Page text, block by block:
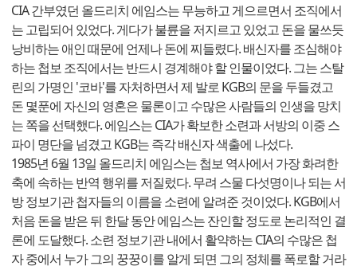
CIA 간부였던 올드리치 에임스는 무능하고 게으르면서 조직에서
는 고립되어 있었다. 게다가 불륜을 저지르고 있었고 돈을 물쓰듯
낭비하는 애인 때문에 언제나 돈에 찌들렸다. 배신자를 조심해야
하는 첩보 조직에서는 반드시 경계해야 할 인물이었다. 그는 스탈
린의 가명인 '코바'를 자처하면서 제 발로 KGB의 문을 두들겼고
돈 몇푼에 자신의 영혼은 물론이고 수많은 사람들의 인생을 망치
는 쪽을 선택했다. 에임스는 CIA가 확보한 소련과 서방의 이중 스
파이 명단을 넘겼고 KGB는 즉각 배신자 색출에 나섰다.
1985년 6월 13일 올드리치 에임스는 첩보 역사에서 가장 화려한
축에 속하는 반역 행위를 저질렀다. 무려 스물 다섯명이나 되는 서
방 정보기관 첩자들의 이름을 소련에 알려준 것이었다. KGB에서
처음 돈을 받은 뒤 한달 동안 에임스는 잔인할 정도로 논리적인 결
론에 도달했다. 소련 정보기관 내에서 활약하는 CIA의 수많은 첩
자 중에서 누가 그의 꿍꿍이를 알게 되면 그의 정체를 폭로할 거라